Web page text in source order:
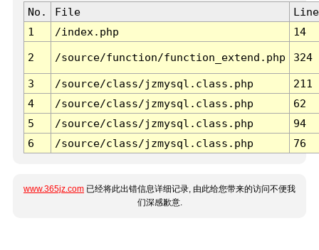
No. File
Line
1
/index.php 14
2 /source/function/function_extend.php 324
3 /source/class/jzmysql.class.php
211
4
/source/class/jzmysql.class.php
62
5
/source/class/jzmysql.class.php
94
6
/source/class/jzmysql.class.php 76
www.365jz.com 已经将此出错信息详细记录, 由此给您带来的访问不便我
们深感歉意.